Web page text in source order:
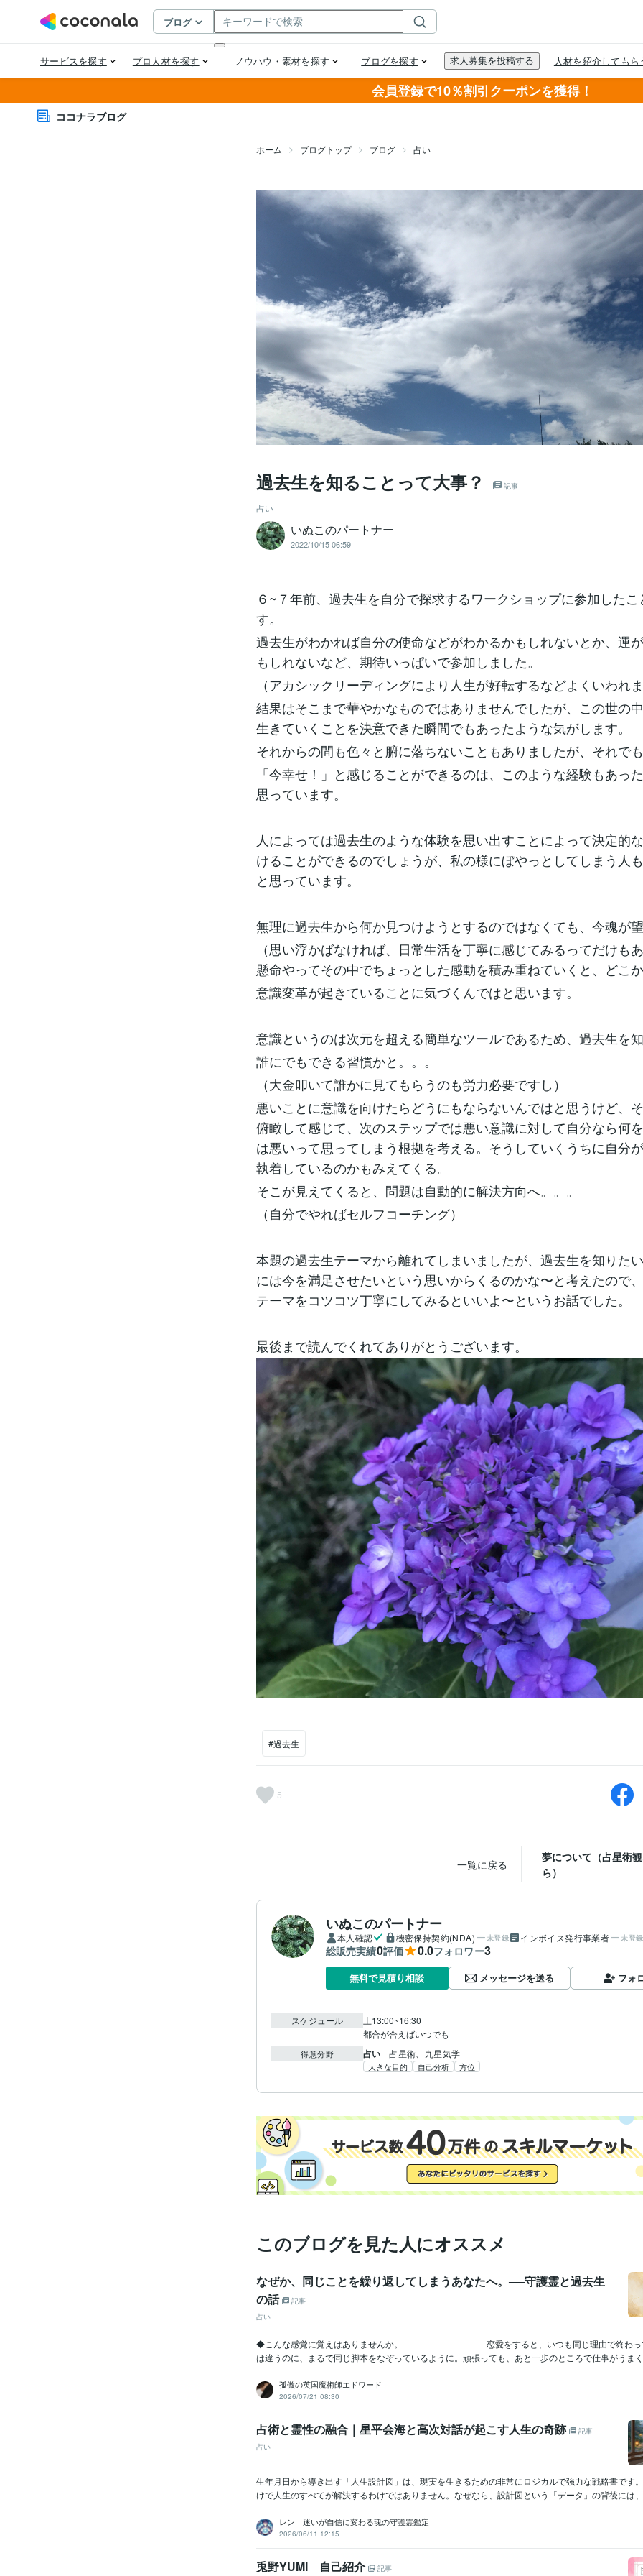
会員登録で10％割引クーポンを獲得！
ココナラブログ
ホーム ブログトップ ブログ 占い
過去生を知ることって大事？ 記事
占い
いぬこのパートナー
2022/10/15 06:59
６~７年前、過去生を自分で探求するワークショップに参加した
す。
過去生がわかれば自分の使命などがわかるかもしれないとか、運
もしれないなど、期待いっぱいで参加しました。
（アカシックリーディングにより人生が好転するなどよくいわれ
結果はそこまで華やかなものではありませんでしたが、この世の
生きていくことを決意できた瞬間でもあったような気がします。
それからの間も色々と腑に落ちないこともありましたが、それでも
「今幸せ！」と感じることができるのは、このような経験もあっ
思っています。
人によっては過去生のような体験を思い出すことによって決定的
けることができるのでしょうが、私の様にぼやっとしてしまう人
と思っています。
無理に過去生から何か見つけようとするのではなくても、今魂が
（思い浮かばなければ、日常生活を丁寧に感じてみるってだけも
懸命やってその中でちょっとした感動を積み重ねていくと、どこ
意識変革が起きていることに気づくんではと思います。
意識というのは次元を超える簡単なツールであるため、過去生を
誰にでもできる習慣かと。。。
（大金叩いて誰かに見てもらうのも労力必要ですし）
悪いことに意識を向けたらどうにもならないんではと思うけど、
俯瞰して感じて、次のステップでは悪い意識に対して自分なら何
は悪いって思ってしまう根拠を考える。そうしていくうちに自分
執着しているのかもみえてくる。
そこが見えてくると、問題は自動的に解決方向へ。。。
（自分でやればセルフコーチング）
本題の過去生テーマから離れてしまいましたが、過去生を知りた
には今を満足させたいという思いからくるのかな〜と考えたので
テーマをコツコツ丁寧にしてみるといいよ〜というお話でした。
最後まで読んでくれてありがとうございます。
#過去生
5
一覧に戻る
夢について（占星術
ら）
いぬこのパートナー
本人確認 機密保持契約(NDA) 未登録 インボイス発行事業者 未登録
総販売実績0評価 0.0フォロワー3
無料で見積り相談 メッセージを送る フォ
スケジュール
土13:00~16:30
都合が合えばいつでも
得意分野 占い 占星術、九星気学
大きな目的 自己分析 方位
このブログを見た人にオススメ
なぜか、同じことを繰り返してしまうあなたへ。──守護霊と過去生
の話
記事
占い
◆こんな感覚に覚えはありませんか。─────────────恋愛をすると、いつも同じ理由で終わっ
は違うのに、まるで同じ脚本をなぞっているように。頑張っても、あと一歩のところで仕事がうま
孤傲の英国魔術師エドワード
2026/07/21 08:30
占術と霊性の融合｜星平会海と高次対話が起こす人生の奇跡
記事
占い
生年月日から導き出す「人生設計図」は、現実を生きるための非常にロジカルで強力な戦略書です
けで人生のすべてが解決するわけではありません。なぜなら、設計図という「データ」の背後には
レン｜迷いが自信に変わる魂の守護霊鑑定
2026/06/11 12:15
兎野YUMI 自己紹介 記事